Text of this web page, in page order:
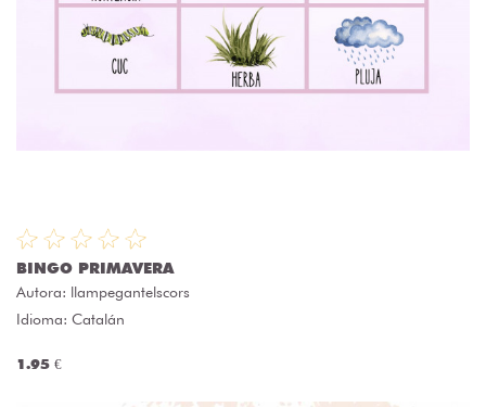
BINGO PRIMAVERA
Autora: llampegantelscors
Idioma: Catalán
1.95 €